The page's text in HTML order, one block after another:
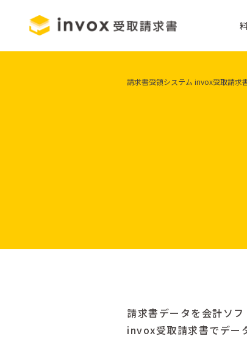
請求書受領システム invox受取請求
請求書データを会計ソ
invox受取請求書でデー